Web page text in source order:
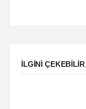
ILGINI ÇEKEBILIR